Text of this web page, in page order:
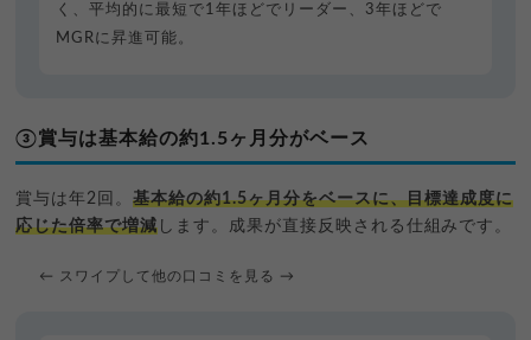
く、平均的に最短で1年ほどでリーダー、3年ほどで
MGRに昇進可能。
③賞与は基本給の約1.5ヶ月分がベース
賞与は年2回。基本給の約1.5ヶ月分をベースに、目標達成度に
応じた倍率で増減 します。成果が直接反映される仕組みです。
← スワイプして他の口コミを見る →